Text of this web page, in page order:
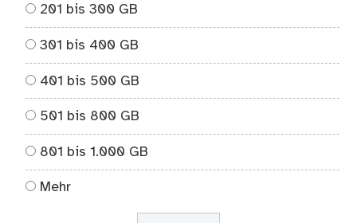
201 bis 300 GB
301 bis 400 GB
401 bis 500 GB
501 bis 800 GB
801 bis 1.000 GB
Mehr